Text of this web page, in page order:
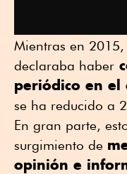
Mientras en
declaraba haber
periódico en el
se ha reducido a
En gran parte,
surgimiento de
opinión e